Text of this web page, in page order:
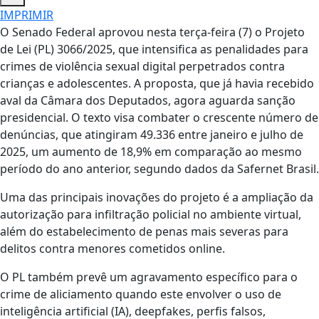
IMPRIMIR
O Senado Federal aprovou nesta terça-feira (7) o Projeto
de Lei (PL) 3066/2025, que intensifica as penalidades para
crimes de violência sexual digital perpetrados contra
crianças e adolescentes. A proposta, que já havia recebido
aval da Câmara dos Deputados, agora aguarda sanção
presidencial. O texto visa combater o crescente número de
denúncias, que atingiram 49.336 entre janeiro e julho de
2025, um aumento de 18,9% em comparação ao mesmo
período do ano anterior, segundo dados da Safernet Brasil.
Uma das principais inovações do projeto é a ampliação da
autorização para infiltração policial no ambiente virtual,
além do estabelecimento de penas mais severas para
delitos contra menores cometidos online.
O PL também prevê um agravamento específico para o
crime de aliciamento quando este envolver o uso de
inteligência artificial (IA), deepfakes, perfis falsos,